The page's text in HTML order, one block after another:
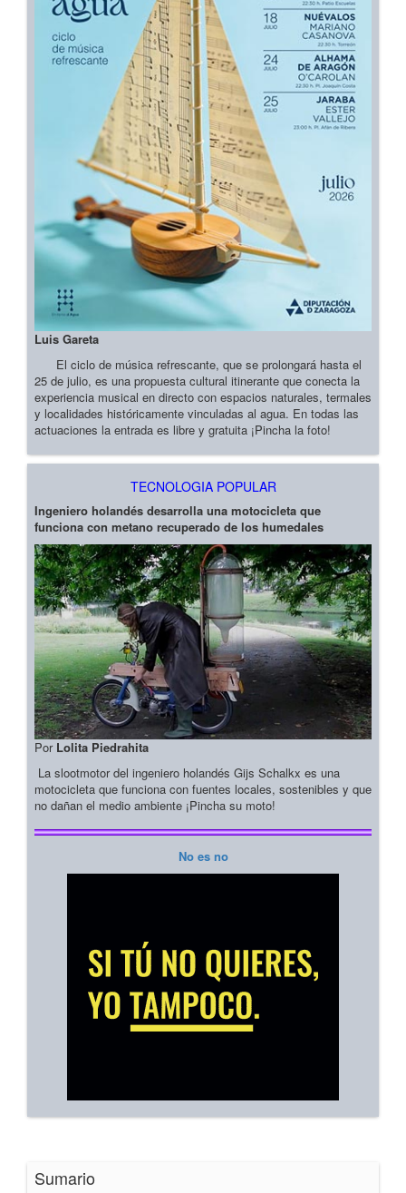
Luis Gareta
El ciclo de música refrescante, que se prolongará hasta el
25 de julio, es una propuesta cultural itinerante que conecta la
experiencia musical en directo con espacios naturales, termales
y localidades históricamente vinculadas al agua. En todas las
actuaciones la entrada es libre y gratuita ¡Pincha la foto!
TECNOLOGIA POPULAR
Ingeniero holandés desarrolla una motocicleta que
funciona con metano recuperado de los humedales
Por Lolita Piedrahita
La slootmotor del ingeniero holandés Gijs Schalkx es una
motocicleta que funciona con fuentes locales, sostenibles y que
no dañan el medio ambiente ¡Pincha su moto!
No es no
Sumario